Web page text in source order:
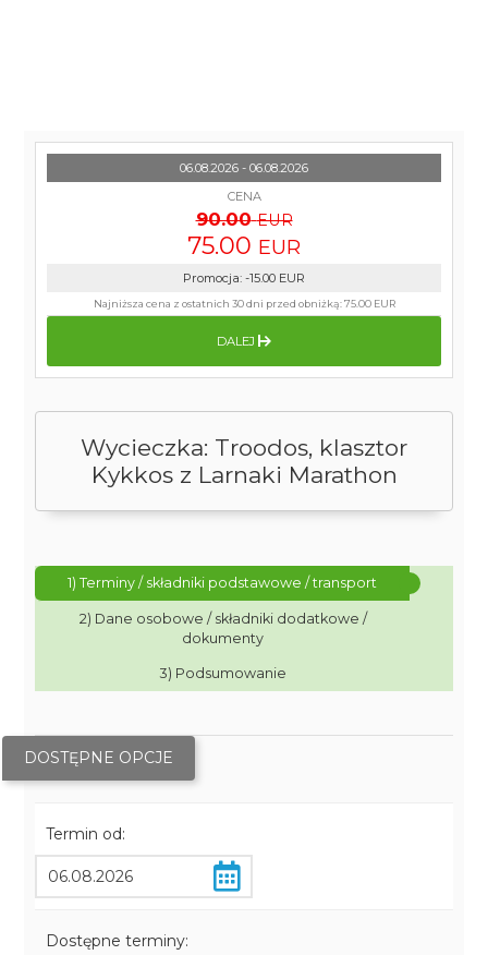
Wycieczka: Troodos, klasztor
Kykkos z Larnaki Marathon
1) Terminy / składniki podstawowe / transport
2) Dane osobowe / składniki dodatkowe /
dokumenty
3) Podsumowanie
DOSTĘPNE OPCJE
Termin od:
Dostępne terminy:
06.08.2026 - 06.08.2026
CENA
90.00 EUR
75.00 EUR
Promocja: -15.00 EUR
Najniższa cena z ostatnich 30 dni przed obniżką:75.00 EUR
DALEJ